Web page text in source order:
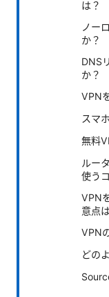
は？
ノー
か？
DNS
か？
VPN
スマ
無料
ルー
使う
VPN
意点
VPN
どの